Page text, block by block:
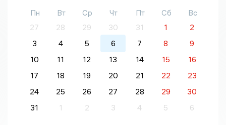
Пн Вт Ср Чт Пт Сб
Вс
27
28 29 30 31 1
2
3
4 5 6 7 8
9
10
11 12 13 14 15
16
17
18 19 20 21 22
23
24
25 26 27 28 29
30
31
1 2 3 4 5 6